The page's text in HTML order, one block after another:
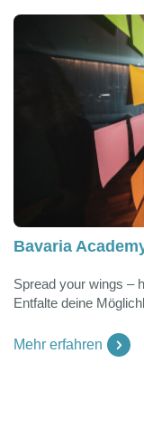
Bavaria
Spread your wings –
Entfalte deine
Mehr erfahren